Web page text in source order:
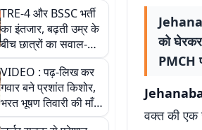
क्या कहा, सुनिए
TRE-4 और BSSC भर्ती
का इंतजार, बढ़ती उम्र के
बीच छात्रों का सवाल-
आखिर कब आएगी बहाली?
देखें वीडियो
VIDEO : पढ़-लिख कर
गवार बने प्रशांत किशोर,
भरत भूषण तिवारी की माँ ने
कहा नहीं थी उम्मीद, बेटा
को घेरकर
PMCH
वक्त की एक